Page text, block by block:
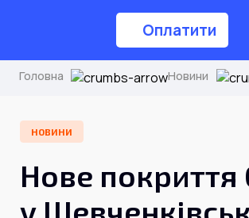
Оплатити
Замовити дзвінок
Головна Новини
НОВИНИ
Нове покриття